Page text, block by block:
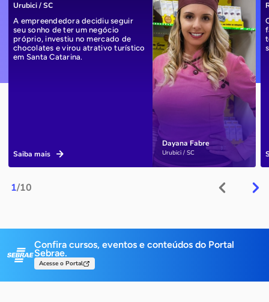
1/10
Dayana Fabre
Urubici / SC
Urubici / SC
A empreendedora decidiu seguir
seu sonho de ter um negócio
próprio, investiu no mercado de
chocolates e virou atrativo turístico
em Santa Catarina.
Saiba mais
Confira cursos, eventos e conteúdos do Portal
Sebrae.
Acesse o Portal